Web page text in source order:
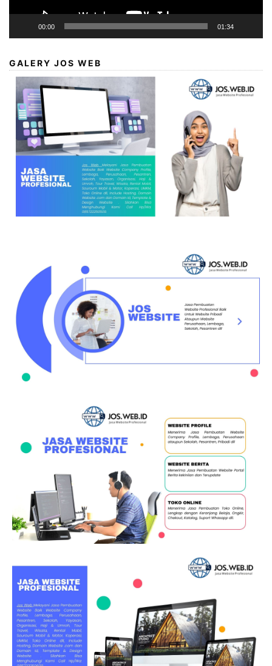
00:00 01:34
GALERY JOS WEB